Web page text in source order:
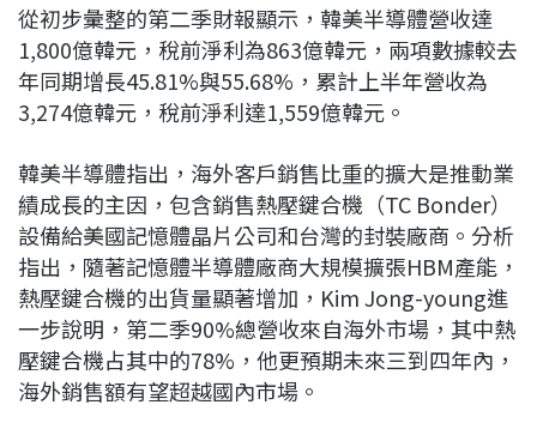
從初步彙整的第二季財報顯示，韓美半導體營收達
1,800億韓元，稅前淨利為863億韓元，兩項數據較去
年同期增長45.81%與55.68%，累計上半年營收為
3,274億韓元，稅前淨利達1,559億韓元。
韓美半導體指出，海外客戶銷售比重的擴大是推動業
績成長的主因，包含銷售熱壓鍵合機（TC Bonder）
設備給美國記憶體晶片公司和台灣的封裝廠商。分析
指出，隨著記憶體半導體廠商大規模擴張HBM產能，
熱壓鍵合機的出貨量顯著增加，Kim Jong-young進
一步說明，第二季90%總營收來自海外市場，其中熱
壓鍵合機占其中的78%，他更預期未來三到四年內，
海外銷售額有望超越國內市場。